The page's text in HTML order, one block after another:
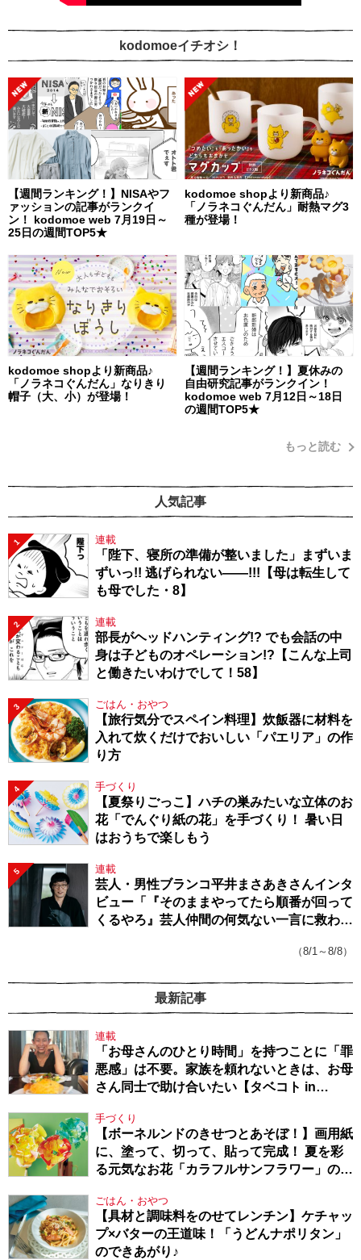
kodomoeイチオシ！
【週間ランキング！】NISAやフ
ァッションの記事がランクイ
ン！ kodomoe web 7月19日～
25日の週間TOP5★
kodomoe shopより新商品♪
「ノラネコぐんだん」耐熱マグ3
種が登場！
kodomoe shopより新商品♪
「ノラネコぐんだん」なりきり
帽子（大、小）が登場！
【週間ランキング！】夏休みの
自由研究記事がランクイン！
kodomoe web 7月12日～18日
の週間TOP5★
もっと読む
人気記事
1 連載
「陛下、寝所の準備が整いました」まずいま
ずいっ!! 逃げられない――!!!【母は転生して
も母でした・8】
2 連載
部長がヘッドハンティング!? でも会話の中
身は子どものオペレーション!?【こんな上司
と働きたいわけでして！58】
3 ごはん・おやつ
【旅行気分でスペイン料理】炊飯器に材料を
入れて炊くだけでおいしい「パエリア」の作
り方
4 手づくり
【夏祭りごっこ】ハチの巣みたいな立体のお
花「でんぐり紙の花」を手づくり！ 暑い日
はおうちで楽しもう
5 連載
芸人・男性ブランコ平井まさあきさんインタ
ビュー「『そのままやってたら順番が回って
くるやろ』芸人仲間の何気ない一言に救われ
（8/1～8/8）
最新記事
連載
「お母さんのひとり時間」を持つことに「罪
悪感」は不要。家族を頼れないときは、お母
さん同士で助け合いたい【タベコト in
手づくり
【ボーネルンドのきせつとあそぼ！】画用紙
に、塗って、切って、貼って完成！ 夏を彩
る元気なお花「カラフルサンフラワー」の作
ごはん・おやつ
【具材と調味料をのせてレンチン】ケチャッ
プ×バターの王道味！「うどんナポリタン」
のできあがり♪